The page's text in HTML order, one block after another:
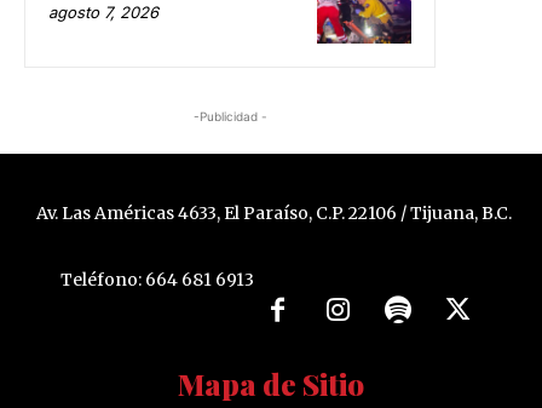
agosto 7, 2026
-Publicidad -
Av. Las Américas 4633, El Paraíso, C.P. 22106 / Tijuana, B.C.
Teléfono: 664 681 6913
Mapa de Sitio